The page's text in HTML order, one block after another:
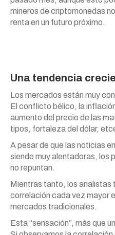
mineros de criptomonedas
renta en un futuro próximo.
Una tendencia
Los mercados están muy
El conflicto bélico, la
aumento del precio de las
tipos, fortaleza del dólar,
A pesar de que las noticias
siendo muy alentadoras, los
no repuntan.
Mientras tanto, los analistas
correlación cada vez mayor
mercados tradicionales.
Esta “sensación”, más que